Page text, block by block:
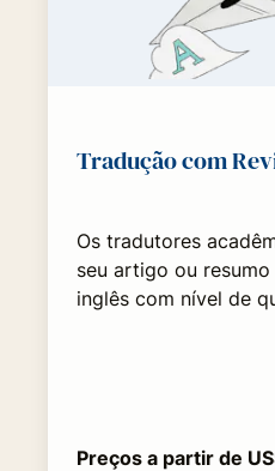
Tradução com
Os tradutores
seu artigo ou
inglês com nível de
Preços a partir de